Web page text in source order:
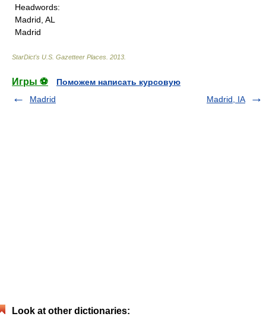
Headwords:
Madrid, AL
Madrid
StarDict's U.S. Gazetteer Places 2013
Игры ⚽
Поможем написать курсовую
Madrid
Madrid, IA
Look at other dictionaries: